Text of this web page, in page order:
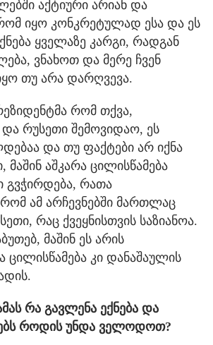
აქტიური არიან და
იყო კონკრეტულად ესა და ეს
ყველაზე კარგი, რადგან
ვნახოთ და მერე ჩვენ
თუ არა დარღვევა.
რომ თქვა,
რუსეთი შემოვიდაო, ეს
და თუ ფაქტები არ იქნა
აშკარა ცილისწამება
გვჭირდება, რათა
ამ არჩევნებში მართლაც
რაც ქვეყნისთვის საზიანოა.
მაშინ ეს არის
ცილისწამება კი დანაშაულის
რა გავლენა ექნება და
როდის უნდა ველოდოთ?